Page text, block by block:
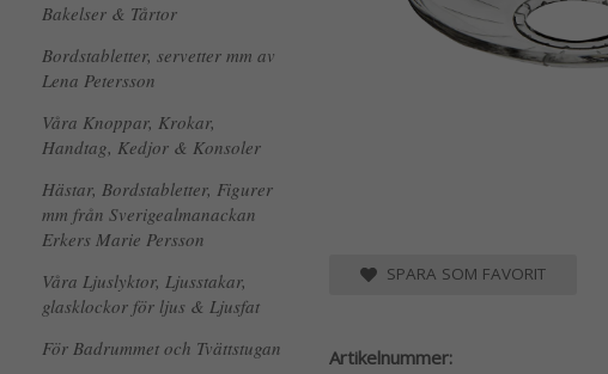
Bakelser & Tårtor
Bordstabletter, servetter mm av
Lena Petersson
Våra Knoppar, Krokar,
Handtag, Kedjor & Konsoler
Hästar, Bordstabletter, Figurer
mm från Sverigealmanackan
Erkers Marie Persson
Våra Ljuslyktor, Ljusstakar,
glasklockor för ljus & Ljusfat
För Badrummet och Tvättstugan
SPARA SOM FAVORIT
Artikelnummer: